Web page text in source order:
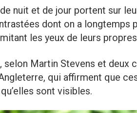
nuit et de jour portent sur
dont on a longtemps
les yeux de leurs
selon Martin Stevens et deux
qui affirment que
sont visibles.